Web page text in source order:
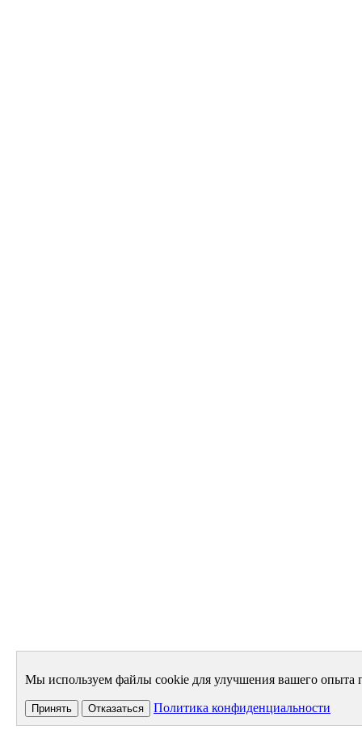
Мы используем файлы cookie для улучшения вашего опыта
Принять Отказаться Политика конфиденциальности